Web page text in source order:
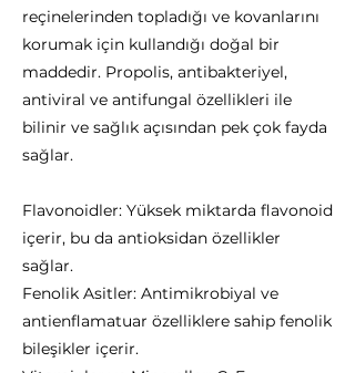
reçinelerinden topladığı ve kovanlarını
korumak için kullandığı doğal bir
maddedir. Propolis, antibakteriyel,
antiviral ve antifungal özellikleri ile
bilinir ve sağlık açısından pek çok fayda
sağlar.
Flavonoidler: Yüksek miktarda flavonoid
içerir, bu da antioksidan özellikler
sağlar.
Fenolik Asitler: Antimikrobiyal ve
antienflamatuar özelliklere sahip fenolik
bileşikler içerir.